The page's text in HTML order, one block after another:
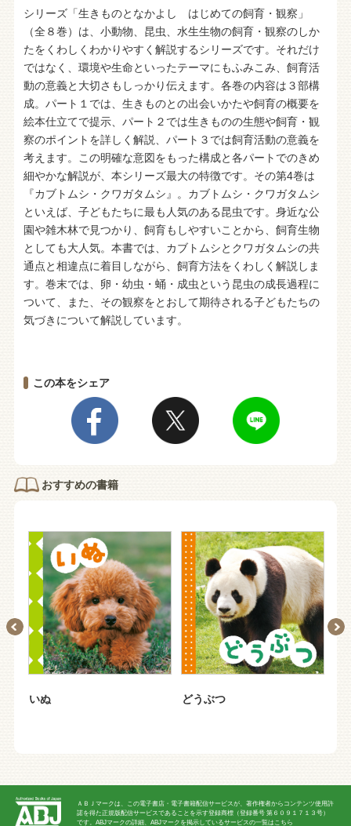
シリーズ「生きものとなかよし はじめての飼育・観察」
（全８巻）は、小動物、昆虫、水生生物の飼育・観察のしか
たをくわしくわかりやすく解説するシリーズです。それだけ
ではなく、環境や生命といったテーマにもふみこみ、飼育活
動の意義と大切さもしっかり伝えます。各巻の内容は３部構
成。パート１では、生きものとの出会いかたや飼育の概要を
絵本仕立てで提示、パート２では生きものの生態や飼育・観
察のポイントを詳しく解説、パート３では飼育活動の意義を
考えます。この明確な意図をもった構成と各パートでのきめ
細やかな解説が、本シリーズ最大の特徴です。その第4巻は
『カブトムシ・クワガタムシ』。カブトムシ・クワガタムシ
といえば、子どもたちに最も人気のある昆虫です。身近な公
園や雑木林で見つかり、飼育もしやすいことから、飼育生物
としても大人気。本書では、カブトムシとクワガタムシの共
通点と相違点に着目しながら、飼育方法をくわしく解説しま
す。巻末では、卵・幼虫・蛹・成虫という昆虫の成長過程に
ついて、また、その観察をとおして期待される子どもたちの
気づきについて解説しています。
この本をシェア
おすすめの書籍
いぬ どうぶつ
ＡＢＪマークは、この電子書店・電子書籍配信サービスが、著作権者からコンテンツ使用許
諾を得た正規版配信サービスであることを示す登録商標（登録番号 第６０９１７１３号）
です。ABJマークの詳細、ABJマークを掲示しているサービスの一覧はこちら